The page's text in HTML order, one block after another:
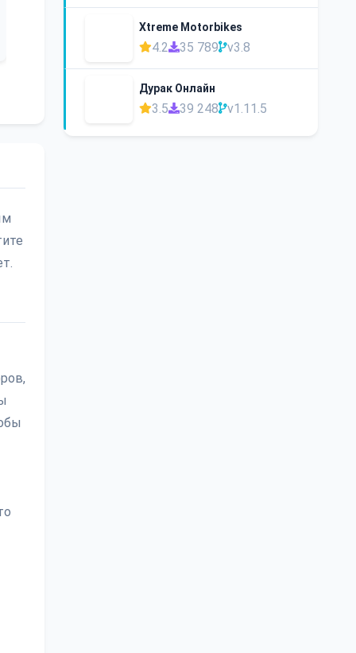
Xtreme Motorbikes
4.2 35 789 v3.8
Дурак Онлайн
3.5 39 248 v1.11.5